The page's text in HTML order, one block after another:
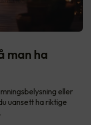
man ha
eller
uansett ha riktige